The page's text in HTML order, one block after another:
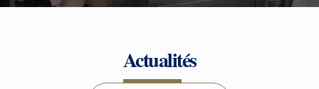
Actualités